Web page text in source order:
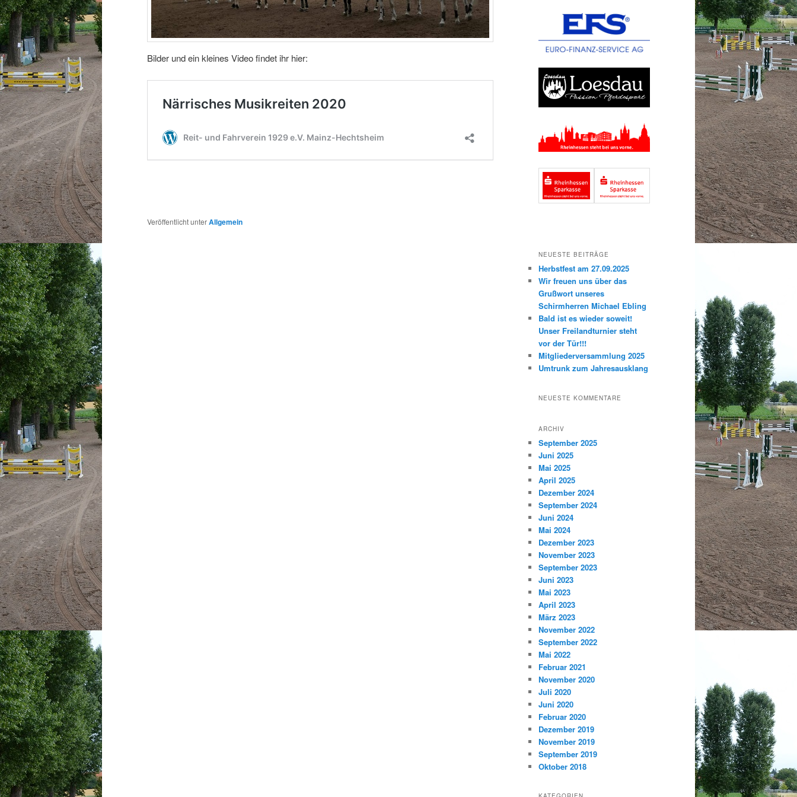
Bilder und ein kleines Video findet ihr hier:
Veröffentlicht unterAllgemein
NEUESTE BEITRÄGE
Herbstfest am 27.09.2025
Wir freuen uns über das
Grußwort unseres
Schirmherren Michael Ebling
Bald ist es wieder soweit!
Unser Freilandturnier steht
vor der Tür!!!
Mitgliederversammlung 2025
Umtrunk zum Jahresausklang
NEUESTE KOMMENTARE
ARCHIV
September 2025
Juni 2025
Mai 2025
April 2025
Dezember 2024
September 2024
Juni 2024
Mai 2024
Dezember 2023
November 2023
September 2023
Juni 2023
Mai 2023
April 2023
März 2023
November 2022
September 2022
Mai 2022
Februar 2021
November 2020
Juli 2020
Juni 2020
Februar 2020
Dezember 2019
November 2019
September 2019
Oktober 2018